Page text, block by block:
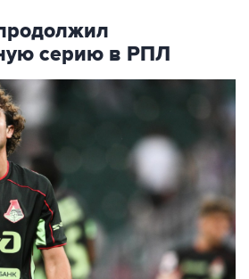
серию в РПЛ